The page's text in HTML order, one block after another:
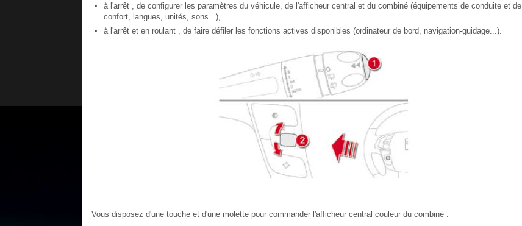
à l'arrêt , de configurer les paramètres du véhicule, de l'afficheur central et du combiné (équipements de conduite et de
confort, langues, unités, sons...),
à l'arrêt et en roulant , de faire défiler les fonctions actives disponibles (ordinateur de bord, navigation-guidage...).
Vous disposez d'une touche et d'une molette pour commander l'afficheur central couleur du combiné :